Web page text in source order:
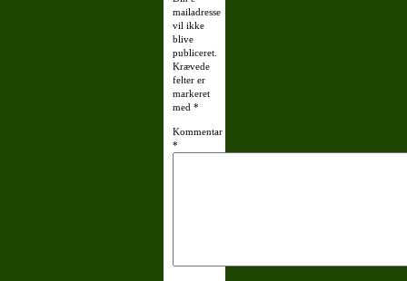
mailadresse
vil ikke
blive
publiceret.
Krævede
felter er
markeret
med *
Kommentar
*